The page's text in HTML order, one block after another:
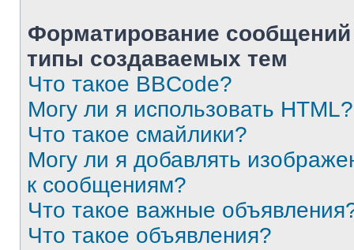
Форматирование
типы создаваемых тем
Что такое BBCode?
Могу ли я использовать HTML?
Что такое смайлики?
Могу ли я добавлять
к сообщениям?
Что такое важные
Что такое объявления?